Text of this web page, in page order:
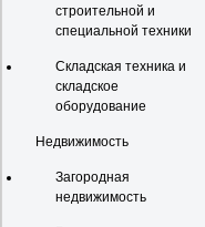
строительной и
специальной техники
Складская техника и
складское
оборудование
Недвижимость
Загородная
недвижимость